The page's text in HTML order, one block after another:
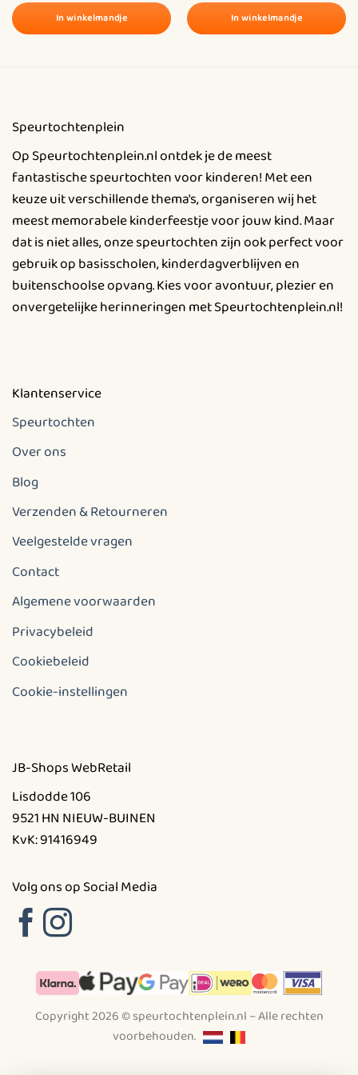
zoals schelpen zoeken, een spannende parel-race
waarbij een balletje op een lepel moet worden vervoerd
Pen
Kleurpotloden / kleurstiften
Schaar (voor de puzzel)
A4 papier (rotsen waar ze overheen moeten
springen)
Balletje
Doos
Kortom, of het nu voor een kinderfeestje, familiedag of
vakantie-activiteit is, de Zeemeermin Speurtocht biedt
een avontuur vol plezier en magie!
In winkelmandje
Deze
optie
kan
gekozen
worden
op
de
productpagina
In winkelmandje
optie
kan
gekozen
worden
op
de
productpagina
Speurtochtenplein
Op Speurtochtenplein.nl ontdek je de meest
fantastische speurtochten voor kinderen! Met een
keuze uit verschillende thema's, organiseren wij het
meest memorabele kinderfeestje voor jouw kind. Maar
dat is niet alles, onze speurtochten zijn ook perfect voor
gebruik op basisscholen, kinderdagverblijven en
buitenschoolse opvang. Kies voor avontuur, plezier en
onvergetelijke herinneringen met Speurtochtenplein.nl!
Klantenservice
Speurtochten
Over ons
Blog
Verzenden & Retourneren
Veelgestelde vragen
Contact
Algemene voorwaarden
Privacybeleid
Cookiebeleid
Cookie-instellingen
JB-Shops WebRetail
Lisdodde 106
9521 HN NIEUW-BUINEN
KvK: 91416949
Volg ons op Social Media
Copyright 2026 © speurtochtenplein.nl – Alle rechten
voorbehouden.